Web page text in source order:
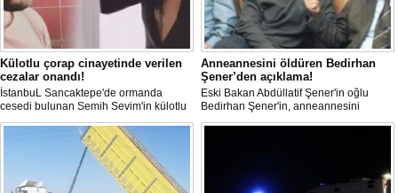
Külotlu çorap cinayetinde verilen
cezalar onandı!
İstanbuL Sancaktepe'de ormanda
cesedi bulunan Semih Sevim'in külotlu
çorapla boğularak öldürüldüğü
iddiasına ilişkin sanık Seçil Çiftçi'ye
verilen 'ağırlaştırılmış müebbet' ve
babası hakkındaki 'müebbet' kararı,
istinaf mahkemesi onadı.
Anneannesini öldüren Bedirhan
Şener’den açıklama!
Eski Bakan Abdüllatif Şener'in oğlu
Bedirhan Şener'in, anneannesini
öldürmesine ilişkin davada karar
çekerken, Şener'e verilen ceza belli